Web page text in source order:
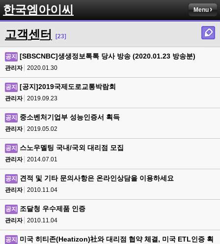
한국엠아이씨 Menu
고객센터 [23]
공지 [SBSCNBC]생생정보톡톡 당사 방송 (2020.01.23 방송분)
관리자 2020.01.30
공지 [공지]2019국제도로교통박람회
관리자 2019.09.23
공지 중소벤처기업부 성능인증서 획득
관리자 2019.05.02
공지 스노우멜팅 국내/국외 대리점 모집
관리자 2014.07.01
공지 견적 및 기타 문의사항은 온라인상담을 이용하세요
관리자 2010.11.04
공지 조달청 우수제품 인증
관리자 2010.11.04
공지
미국 히티존(Heatizon)社와 대리점 협약 체결, 미국 ETL인증 획